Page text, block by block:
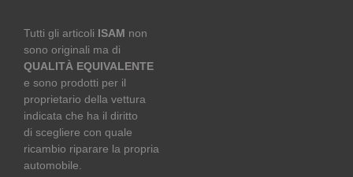
Tutti gli articoli ISAM non
sono originali ma di
QUALITÀ EQUIVALENTE
e sono prodotti per il
proprietario della vettura
indicata che ha il diritto
di scegliere con quale
ricambio riparare la propria
automobile.